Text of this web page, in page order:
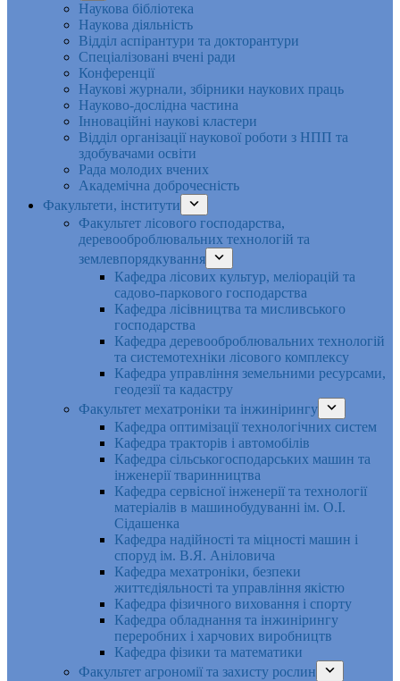
Наукова бібліотека
Наукова діяльність
Відділ аспірантури та докторантури
Спеціалізовані вчені ради
Конференції
Наукові журнали, збірники наукових праць
Науково-дослідна частина
Інноваційні наукові кластери
Відділ організації наукової роботи з НПП та
здобувачами освіти
Рада молодих вчених
Академічна доброчесність
Факультети, інститути
Факультет лісового господарства,
деревооброблювальних технологій та
землевпорядкування
Кафедра лісових культур, меліорацій та
садово-паркового господарства
Кафедра лісівництва та мисливського
господарства
Кафедра деревооброблювальних технологій
та системотехніки лісового комплексу
Кафедра управління земельними ресурсами,
геодезії та кадастру
Факультет мехатроніки та інжинірингу
Кафедра оптимізації технологічних систем
Кафедра тракторів і автомобілів
Кафедра сільськогосподарських машин та
інженерії тваринництва
Кафедра cервісної інженерії та технології
матеріалів в машинобудуванні ім. О.І.
Сідашенка
Кафедра надійності та міцності машин і
споруд ім. В.Я. Аніловича
Кафедра мехатроніки, безпеки
життєдіяльності та управління якістю
Кафедра фізичного виховання і спорту
Кафедра обладнання та інжинірингу
переробних і харчових виробництв
Кафедра фізики та математики
Факультет агрономії та захисту рослин